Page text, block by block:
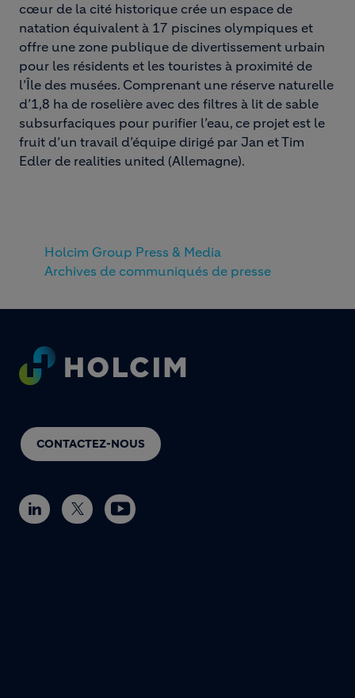
cœur de la cité historique crée un espace de
natation équivalent à 17 piscines olympiques et
offre une zone publique de divertissement urbain
pour les résidents et les touristes à proximité de
l’Île des musées. Comprenant une réserve naturelle
d’1,8 ha de roselière avec des filtres à lit de sable
subsurfaciques pour purifier l’eau, ce projet est le
fruit d’un travail d’équipe dirigé par Jan et Tim
Edler de realities united (Allemagne).
Holcim Group Press & Media
Archives de communiqués de presse
Footer
CONTACTEZ-NOUS